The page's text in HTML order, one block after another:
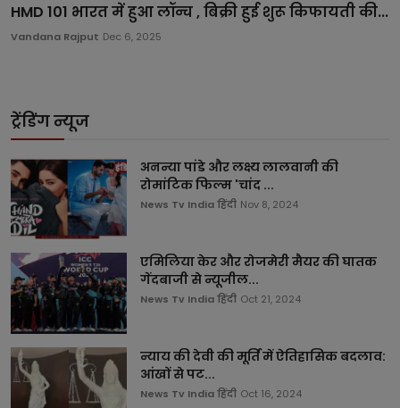
HMD 101 भारत में हुआ लॉन्च , बिक्री हुई शुरू किफायती की...
Vandana Rajput Dec 6, 2025
ट्रेंडिंग न्यूज
अनन्या पांडे और लक्ष्य लालवानी की
रोमांटिक फिल्म 'चांद ...
News Tv India हिंदी Nov 8, 2024
एमिलिया केर और रोजमेरी मैयर की घातक
गेंदबाजी से न्यूजील...
News Tv India हिंदी Oct 21, 2024
न्याय की देवी की मूर्ति में ऐतिहासिक बदलाव:
आंखों से पट...
News Tv India हिंदी Oct 16, 2024